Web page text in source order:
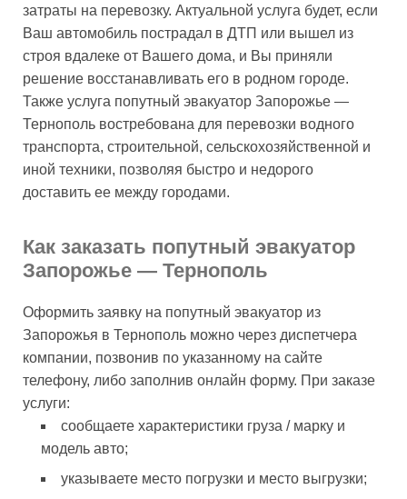
затраты на перевозку. Актуальной услуга будет, если
Ваш автомобиль пострадал в ДТП или вышел из
строя вдалеке от Вашего дома, и Вы приняли
решение восстанавливать его в родном городе.
Также услуга попутный эвакуатор Запорожье —
Тернополь востребована для перевозки водного
транспорта, строительной, сельскохозяйственной и
иной техники, позволяя быстро и недорого
доставить ее между городами.
Как заказать попутный эвакуатор
Запорожье — Тернополь
Оформить заявку на попутный эвакуатор из
Запорожья в Тернополь можно через диспетчера
компании, позвонив по указанному на сайте
телефону, либо заполнив онлайн форму. При заказе
услуги:
сообщаете характеристики груза / марку и
модель авто;
указываете место погрузки и место выгрузки;